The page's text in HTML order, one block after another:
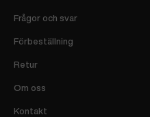
Frågor och svar
Förbeställning
Retur
Om oss
Kontakt